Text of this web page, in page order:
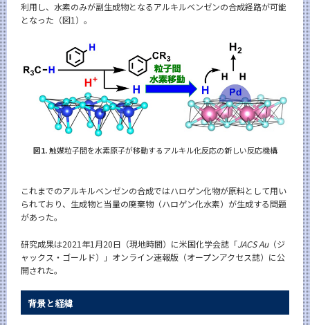
利用し、水素のみが副生成物となるアルキルベンゼンの合成経路が可能
となった（図1）。
図1.触媒粒子間を水素原子が移動するアルキル化反応の新しい反応機構
これまでのアルキルベンゼンの合成ではハロゲン化物が原料として用い
られており、生成物と当量の廃棄物（ハロゲン化水素）が生成する問題
があった。
研究成果は2021年1月20日（現地時間）に米国化学会誌「JACS Au（ジ
ャックス・ゴールド）」オンライン速報版（オープンアクセス誌）に公
開された。
背景と経緯
系詳細情報
CLOSE